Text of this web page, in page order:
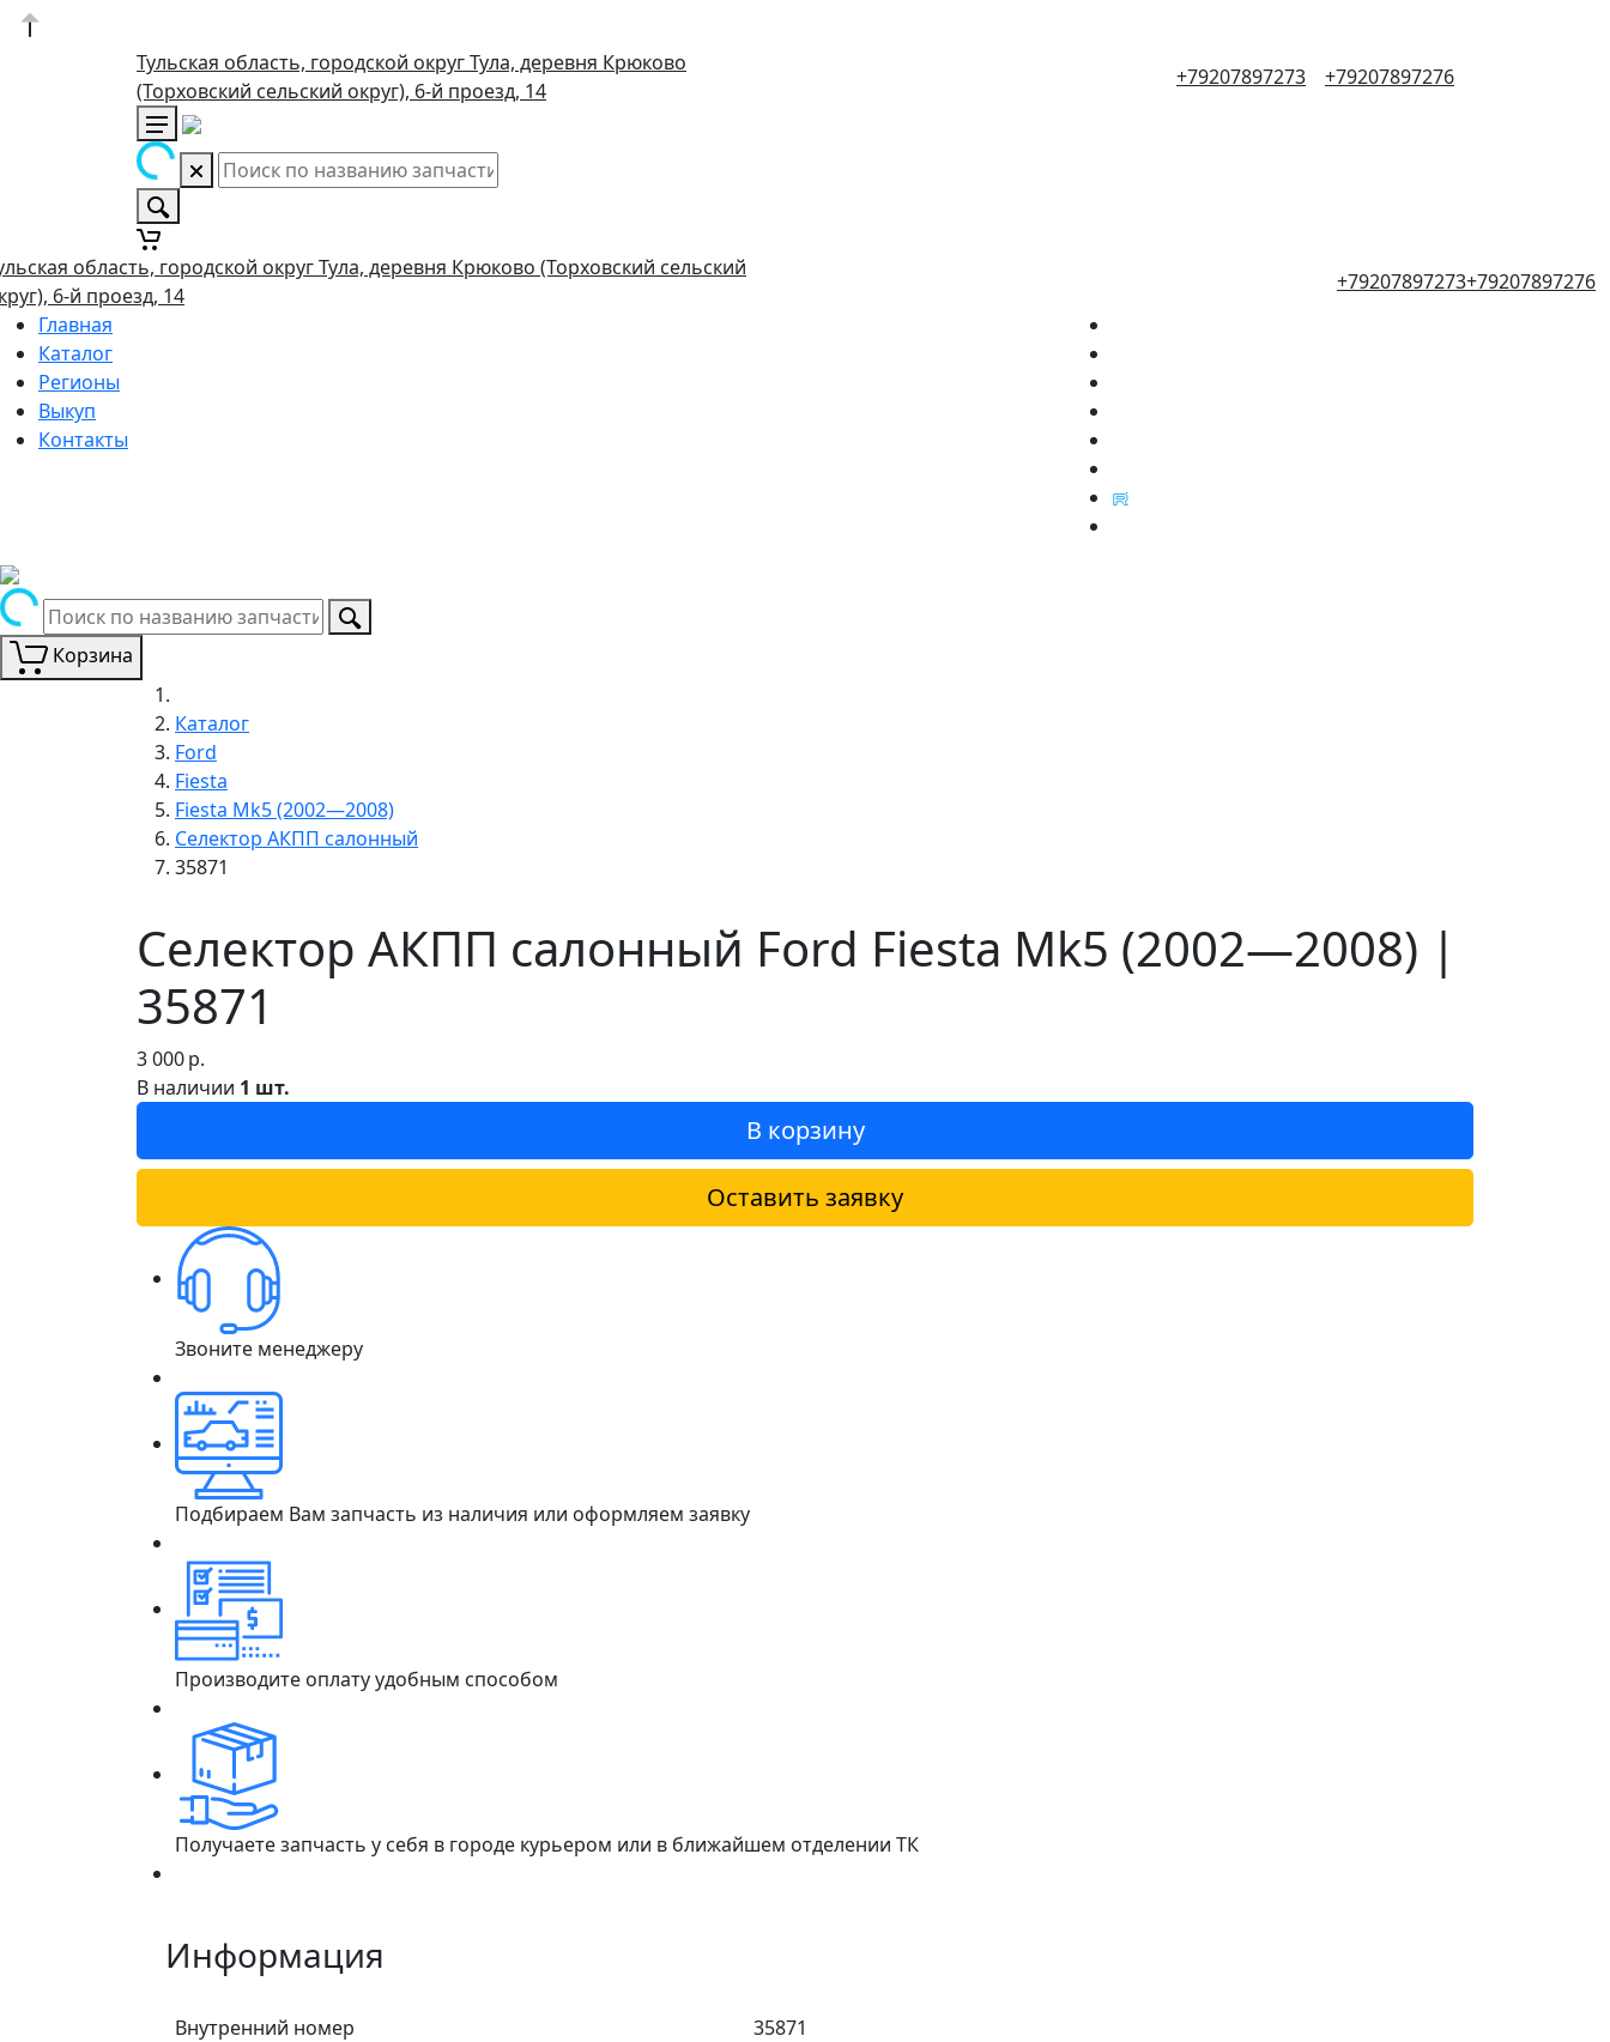
Тульская область, городской округ Тула, деревня Крюково
(Торховский сельский округ), 6-й проезд, 14
+79207897273 +79207897276
область, городской округ Тула, деревня Крюково (Торховский сельский
6-й проезд, 14
+79207897273+79207897276
Главная
Каталог
Регионы
Выкуп
Контакты
Корзина
Каталог
Ford
Fiesta
Fiesta Mk5 (2002—2008)
Селектор АКПП салонный
35871
Селектор АКПП салонный Ford Fiesta Mk5 (2002—2008) |
35871
3 000р.
В наличии 1 шт.
В корзину
Оставить заявку
Звоните менеджеру
Подбираем Вам запчасть из наличия или оформляем заявку
Производите оплату удобным способом
Получаете запчасть у себя в городе курьером или в ближайшем отделении ТК
Информация
Внутренний номер
35871